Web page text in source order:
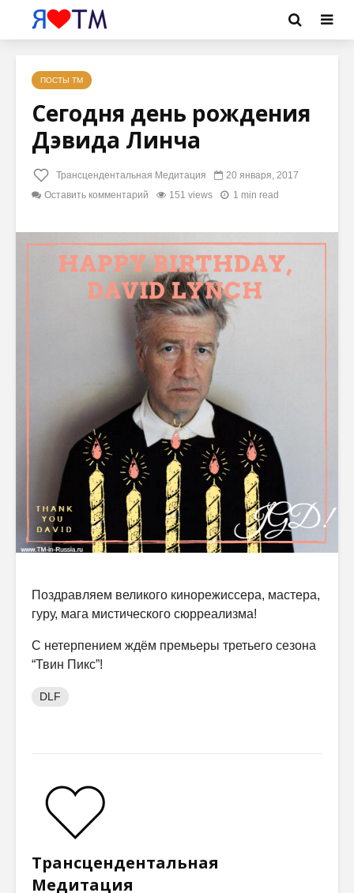
ПОСТЫ ТМ
Сегодня день рождения
Дэвида Линча
Трансцендентальная Медитация
20 января, 2017
Оставить комментарий
151 views 1 min read
Поздравляем великого кинорежиссера, мастера,
гуру, мага мистического сюрреализма!
С нетерпением ждём премьеры третьего сезона
“Твин Пикс”!
DLF
Трансцендентальная
Медитация